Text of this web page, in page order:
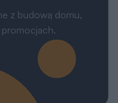
z budową domu,